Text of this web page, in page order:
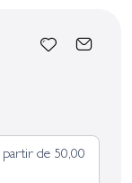
partir de 50,00